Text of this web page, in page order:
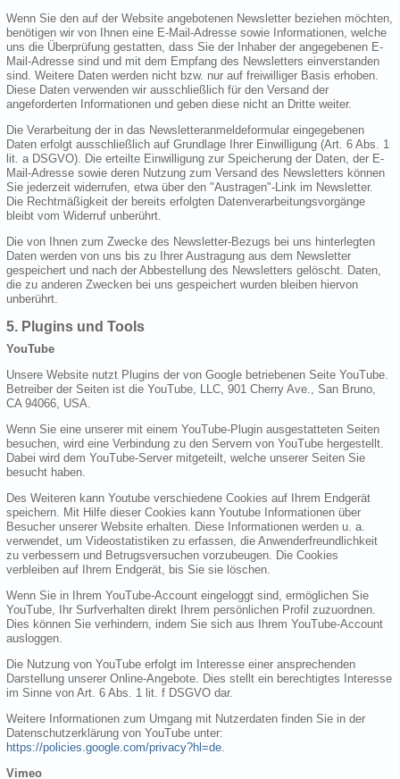
Wenn Sie den auf der Website angebotenen Newsletter beziehen möchten,
benötigen wir von Ihnen eine E-Mail-Adresse sowie Informationen, welche
uns die Überprüfung gestatten, dass Sie der Inhaber der angegebenen E-
Mail-Adresse sind und mit dem Empfang des Newsletters einverstanden
sind. Weitere Daten werden nicht bzw. nur auf freiwilliger Basis erhoben.
Diese Daten verwenden wir ausschließlich für den Versand der
angeforderten Informationen und geben diese nicht an Dritte weiter.
Die Verarbeitung der in das Newsletteranmeldeformular eingegebenen
Daten erfolgt ausschließlich auf Grundlage Ihrer Einwilligung (Art. 6 Abs. 1
lit. a DSGVO). Die erteilte Einwilligung zur Speicherung der Daten, der E-
Mail-Adresse sowie deren Nutzung zum Versand des Newsletters können
Sie jederzeit widerrufen, etwa über den "Austragen"-Link im Newsletter.
Die Rechtmäßigkeit der bereits erfolgten Datenverarbeitungsvorgänge
bleibt vom Widerruf unberührt.
Die von Ihnen zum Zwecke des Newsletter-Bezugs bei uns hinterlegten
Daten werden von uns bis zu Ihrer Austragung aus dem Newsletter
gespeichert und nach der Abbestellung des Newsletters gelöscht. Daten,
die zu anderen Zwecken bei uns gespeichert wurden bleiben hiervon
unberührt.
5. Plugins und Tools
YouTube
Unsere Website nutzt Plugins der von Google betriebenen Seite YouTube.
Betreiber der Seiten ist die YouTube, LLC, 901 Cherry Ave., San Bruno,
CA 94066, USA.
Wenn Sie eine unserer mit einem YouTube-Plugin ausgestatteten Seiten
besuchen, wird eine Verbindung zu den Servern von YouTube hergestellt.
Dabei wird dem YouTube-Server mitgeteilt, welche unserer Seiten Sie
besucht haben.
Des Weiteren kann Youtube verschiedene Cookies auf Ihrem Endgerät
speichern. Mit Hilfe dieser Cookies kann Youtube Informationen über
Besucher unserer Website erhalten. Diese Informationen werden u. a.
verwendet, um Videostatistiken zu erfassen, die Anwenderfreundlichkeit
zu verbessern und Betrugsversuchen vorzubeugen. Die Cookies
verbleiben auf Ihrem Endgerät, bis Sie sie löschen.
Wenn Sie in Ihrem YouTube-Account eingeloggt sind, ermöglichen Sie
YouTube, Ihr Surfverhalten direkt Ihrem persönlichen Profil zuzuordnen.
Dies können Sie verhindern, indem Sie sich aus Ihrem YouTube-Account
ausloggen.
Die Nutzung von YouTube erfolgt im Interesse einer ansprechenden
Darstellung unserer Online-Angebote. Dies stellt ein berechtigtes Interesse
im Sinne von Art. 6 Abs. 1 lit. f DSGVO dar.
Weitere Informationen zum Umgang mit Nutzerdaten finden Sie in der
Datenschutzerklärung von YouTube unter:
https://policies.google.com/privacy?hl=de
Vimeo